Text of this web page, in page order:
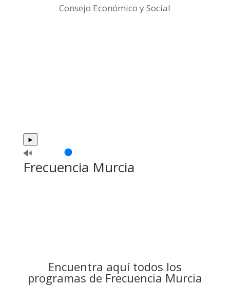
Consejo Económico y Social
►
🔊
Frecuencia Murcia
Encuentra aquí todos los
programas de Frecuencia Murcia